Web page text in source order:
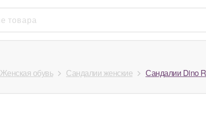
Женская обувь Сандалии женские Сандалии Dino